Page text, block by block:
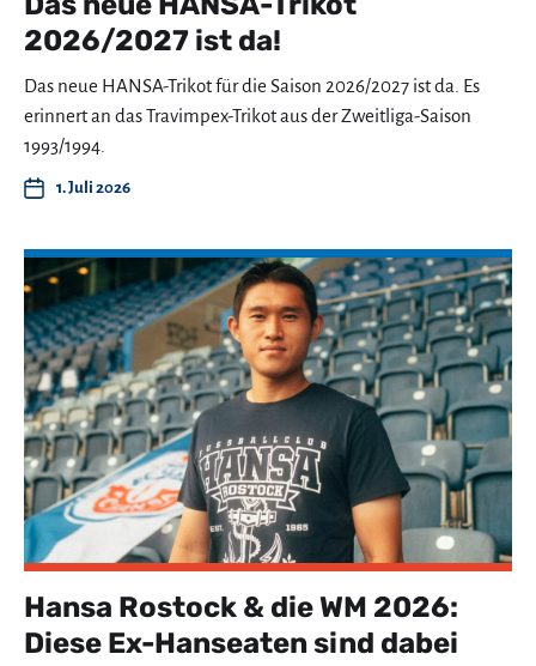
2026/2027 ist da!
Das neue HANSA-Trikot für die Saison 2026/2027 ist da. Es
erinnert an das Travimpex-Trikot aus der Zweitliga-Saison
1993/1994.
1. Juli 2026
Hansa Rostock & die WM 2026:
Diese Ex-Hanseaten sind dabei